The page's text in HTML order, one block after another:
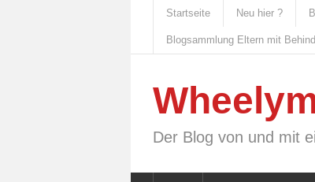
Startseite Neu hier ?
Blogsammlung Eltern mit
Der Blog von und mit